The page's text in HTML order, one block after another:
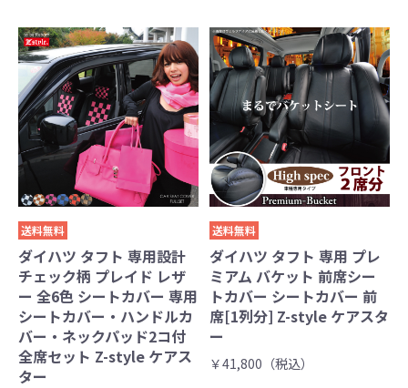
送料無料
ダイハツ タフト 専用設計
チェック柄 プレイド レザ
ー 全6色 シートカバー 専用
シートカバー・ハンドルカ
バー・ネックパッド2コ付
全席セット Z-style ケアス
ター
送料無料
ダイハツ タフト 専用 プレ
ミアム バケット 前席シー
トカバー シートカバー 前
席[1列分] Z-style ケアスタ
ー
￥41,800（税込）